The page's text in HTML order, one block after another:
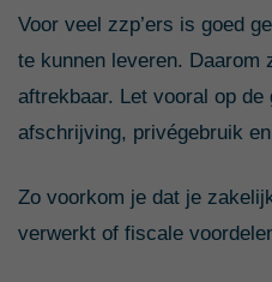
Voor veel zzp’ers is goed
te kunnen leveren. Daarom
aftrekbaar. Let vooral op de
afschrijving, privégebruik
Zo voorkom je dat je
verwerkt of fiscale